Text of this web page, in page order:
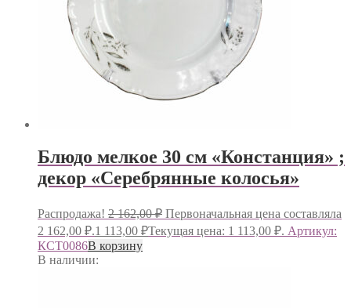
Блюдо мелкое 30 см «Констанция» ;
декор «Серебрянные колосья»
Распродажа! 2 162,00₽ Первоначальная цена составляла
2 162,00 ₽.1 113,00 ₽Текущая цена: 1 113,00 ₽. Артикул:
КСТ0086В корзину
В наличии: